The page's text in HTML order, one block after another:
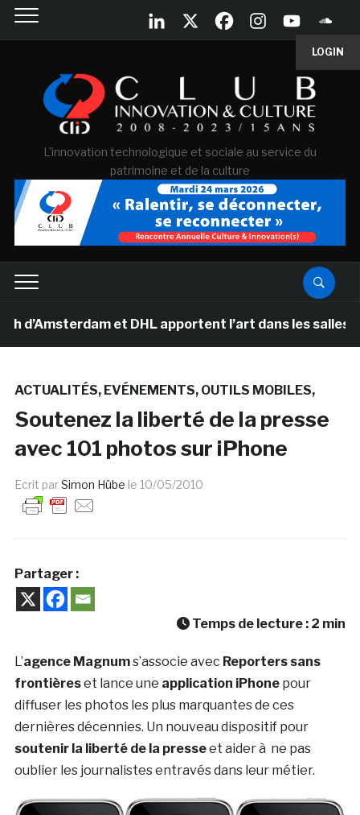
LOGIN
L'innovation technologique et sociale au service du
patrimoine et de la culture
et DHL apportent l’art dans les salles de
ACTUALITÉS EVÉNEMENTS OUTILS MOBILES
Soutenez la liberté de la presse
avec 101 photos sur iPhone
Ecrit parSimon Hübe le 10/05/2010
Partager :
Temps de lecture : 2 min
L’agence Magnums’associe avec Reporters sans
frontièreset lance une application iPhonepour
diffuser les photos les plus marquantes de ces
dernières décennies. Un nouveau dispositif pour
soutenir la liberté de la presseet aider à ne pas
oublier les journalistes entravés dans leur métier.